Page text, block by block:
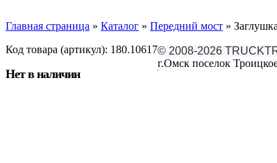
Главная страница » Каталог » Передний мост »
Код товара (артикул): 180.10617
Нет в наличии
© 2008-2026
г.Омск поселок